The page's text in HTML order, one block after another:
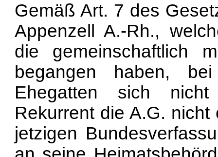
Gemäß Art. 7 des
Appenzell A.-Rh.,
die gemeinschaftlich
begangen haben,
Ehegatten sich
Rekurrent die A.G.
jetzigen